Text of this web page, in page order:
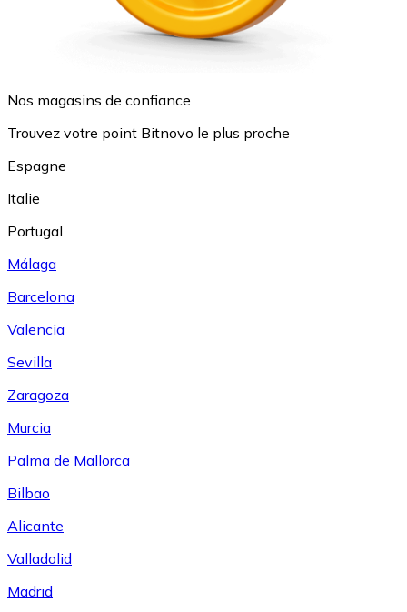
Nos magasins de confiance
Trouvez votre point Bitnovo le plus proche
Espagne
Italie
Portugal
Málaga
Barcelona
Valencia
Sevilla
Zaragoza
Murcia
Palma de Mallorca
Bilbao
Alicante
Valladolid
Madrid